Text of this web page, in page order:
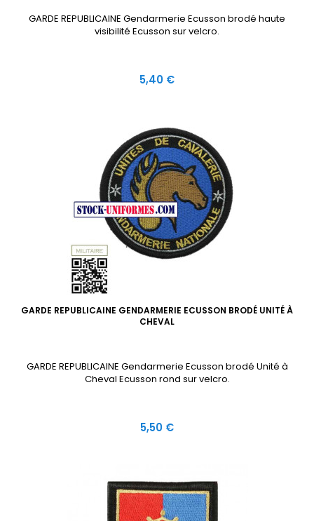
GARDE REPUBLICAINE Gendarmerie Ecusson brodé haute
visibilité Ecusson sur velcro.
Prix
5,40 €
GARDE REPUBLICAINE GENDARMERIE ECUSSON BRODÉ UNITÉ À
CHEVAL
GARDE REPUBLICAINE Gendarmerie Ecusson brodé Unité à
Cheval Ecusson rond sur velcro.
Prix
5,50 €